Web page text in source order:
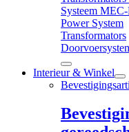
Systeem
Power System
Transformators
Interieur & Winkel